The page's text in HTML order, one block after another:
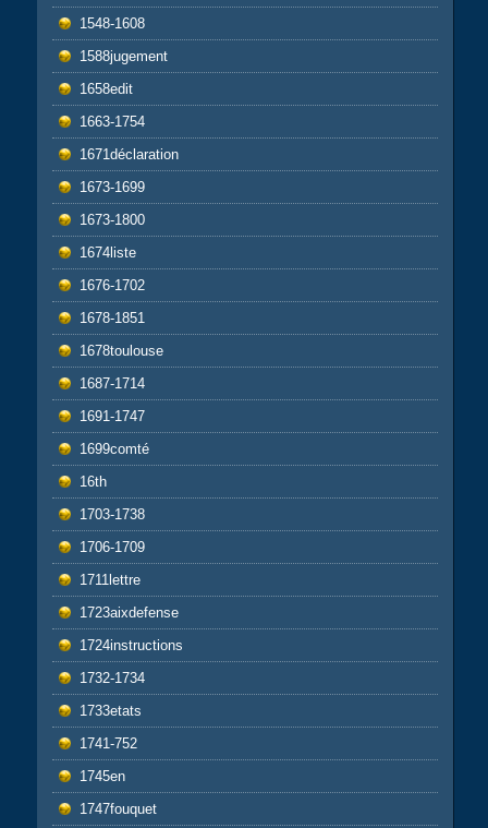
1548-1608
1588jugement
1658edit
1663-1754
1671déclaration
1673-1699
1673-1800
1674liste
1676-1702
1678-1851
1678toulouse
1687-1714
1691-1747
1699comté
16th
1703-1738
1706-1709
1711lettre
1723aixdefense
1724instructions
1732-1734
1733etats
1741-752
1745en
1747fouquet